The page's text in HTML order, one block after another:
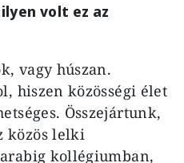
volt ez az
vagy húszan.
hiszen közösségi élet
Összejártunk,
közös lelki
kollégiumban,